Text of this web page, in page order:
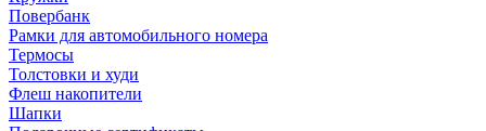
Повербанк
Рамки для автомобильного номера
Термосы
Толстовки и худи
Флеш накопители
Шапки